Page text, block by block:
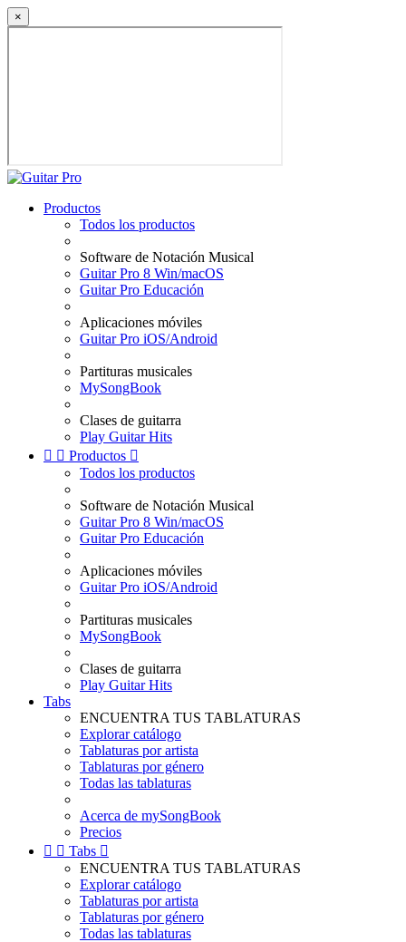
×
Productos
Todos los productos
Software de Notación Musical
Guitar Pro 8 Win/macOS
Guitar Pro Educación
Aplicaciones móviles
Guitar Pro iOS/Android
Partituras musicales
MySongBook
Clases de guitarra
Play Guitar Hits
  Productos 
Todos los productos
Software de Notación Musical
Guitar Pro 8 Win/macOS
Guitar Pro Educación
Aplicaciones móviles
Guitar Pro iOS/Android
Partituras musicales
MySongBook
Clases de guitarra
Play Guitar Hits
Tabs
ENCUENTRA TUS TABLATURAS
Explorar catálogo
Tablaturas por artista
Tablaturas por género
Todas las tablaturas
Acerca de mySongBook
Precios
  Tabs 
ENCUENTRA TUS TABLATURAS
Explorar catálogo
Tablaturas por artista
Tablaturas por género
Todas las tablaturas